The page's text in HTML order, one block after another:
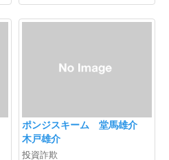
ポンジスキーム 堂馬雄介
木戸雄介
投資詐欺